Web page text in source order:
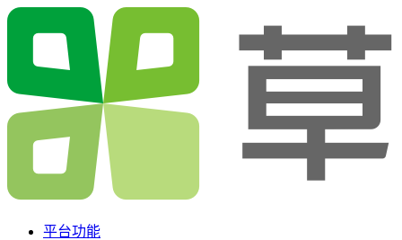
平台功能